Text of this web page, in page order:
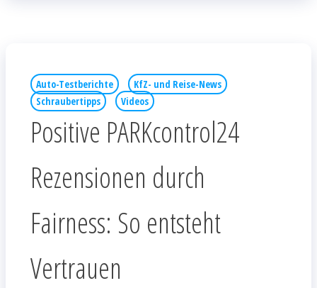
Auto-Testberichte
KfZ- und Reise-News
Schraubertipps
Videos
Positive PARKcontrol24
Rezensionen durch
Fairness: So entsteht
Vertrauen